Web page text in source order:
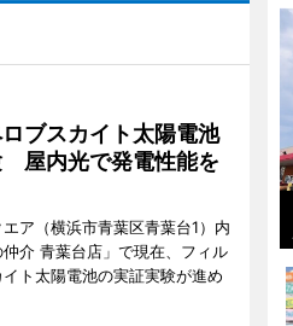
ブスカイト太陽電池
屋内光で発電性能を
ア（横浜市青葉区青葉台1）内
介 青葉台店」で現在、フィル
ト太陽電池の実証実験が進め